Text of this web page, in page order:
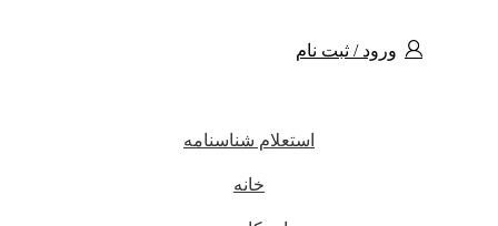
ورود / ثبت نام
استعلام شناسنامه
خانه